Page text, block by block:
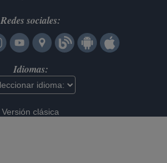
Redes sociales:
Idiomas:
Versión clásica